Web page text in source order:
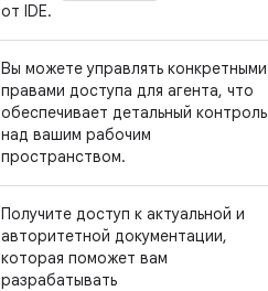
от IDE.
Вы можете управлять конкретными
правами доступа для агента, что
обеспечивает детальный контроль
над вашим рабочим
пространством.
Получите доступ к актуальной и
авторитетной документации,
которая поможет вам
разрабатывать